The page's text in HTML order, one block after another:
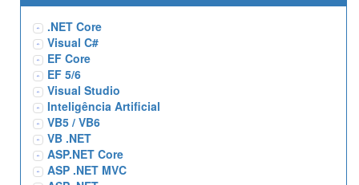
.NET Core
Visual C#
EF Core
EF 5/6
Visual Studio
Inteligência Artificial
VB5 / VB6
VB .NET
ASP.NET Core
ASP .NET MVC